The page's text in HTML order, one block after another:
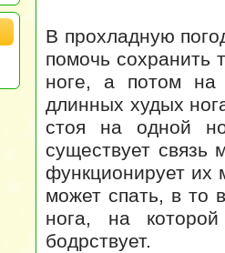
В прохладную
помочь сохранить
ноге, а потом на
длинных худых
стоя на одной
существует связь
функционирует их
может спать, в то
нога, на
бодрствует.